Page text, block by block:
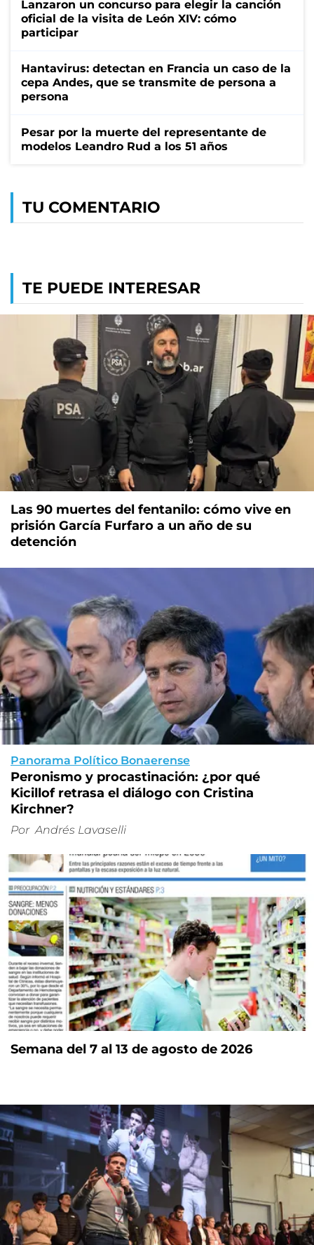
Lanzaron un concurso para elegir la canción
oficial de la visita de León XIV: cómo
participar
Hantavirus: detectan en Francia un caso de la
cepa Andes, que se transmite de persona a
persona
Pesar por la muerte del representante de
modelos Leandro Rud a los 51 años
TU COMENTARIO
TE PUEDE INTERESAR
Las 90 muertes del fentanilo: cómo vive en
prisión García Furfaro a un año de su
detención
Panorama Político Bonaerense
Peronismo y procastinación: ¿por qué
Kicillof retrasa el diálogo con Cristina
Kirchner?
Por Andrés Lavaselli
Semana del 7 al 13 de agosto de 2026